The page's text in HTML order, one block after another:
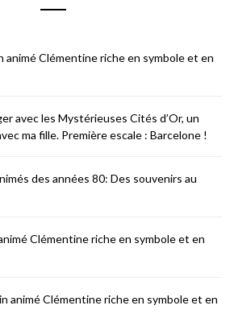
animé Clémentine riche en symbole et en
avec les Mystérieuses Cités d’Or, un
ma fille. Première escale : Barcelone !
des années 80: Des souvenirs au
Clémentine riche en symbole et en
animé Clémentine riche en symbole et en